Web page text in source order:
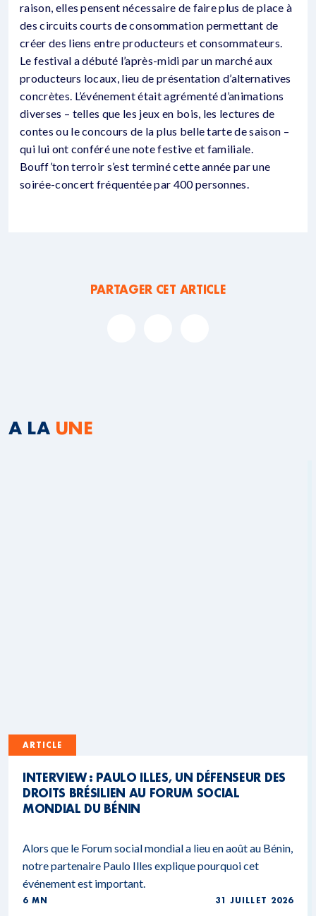
raison, elles pensent nécessaire de faire plus de place à
des circuits courts de consommation permettant de
créer des liens entre producteurs et consommateurs.
Le festival a débuté l’après-midi par un marché aux
producteurs locaux, lieu de présentation d’alternatives
concrètes. L’événement était agrémenté d’animations
diverses – telles que les jeux en bois, les lectures de
contes ou le concours de la plus belle tarte de saison –
qui lui ont conféré une note festive et familiale.
Bouff’ton terroir s’est terminé cette année par une
soirée-concert fréquentée par 400 personnes.
PARTAGER CET ARTICLE
A LA UNE
ARTICLE
INTERVIEW : PAULO ILLES, UN DÉFENSEUR DES
DROITS BRÉSILIEN AU FORUM SOCIAL
MONDIAL DU BÉNIN
Alors que le Forum social mondial a lieu en août au Bénin,
notre partenaire Paulo Illes explique pourquoi cet
événement est important.
6 MN 31 JUILLET 2026